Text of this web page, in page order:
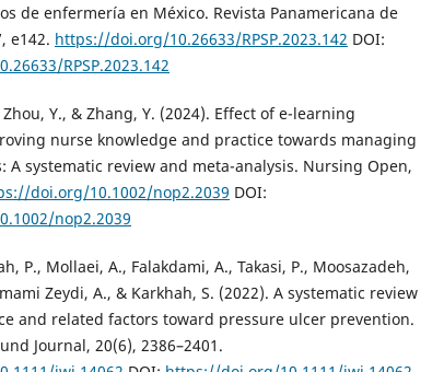
de enfermería en México. Revista Panamericana de
e142. https://doi.org/10.26633/RPSP.2023.142 DOI:
RPSP.2023.142
Zhou, Y., & Zhang, Y. (2024). Effect of e-learning
nurse knowledge and practice towards managing
A systematic review and meta-analysis. Nursing Open,
doi.org/10.1002/nop2.2039 DOI:
nop2.2039
P., Mollaei, A., Falakdami, A., Takasi, P., Moosazadeh,
Zeydi, A., & Karkhah, S. (2022). A systematic review
and related factors toward pressure ulcer prevention.
Journal, 20(6), 2386–2401.